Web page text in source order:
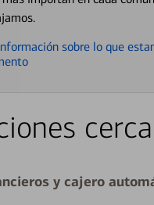
sobre lo que
y cajero